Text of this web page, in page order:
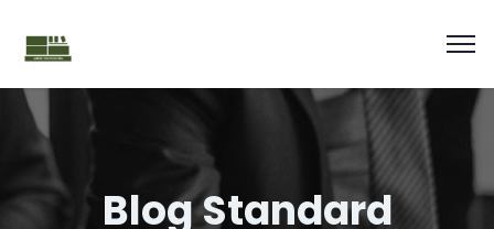
Blog Standard